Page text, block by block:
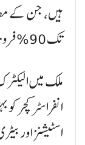
تک 90% فروخت EVs پر مشتمل ہونی چاہیے۔
ملک میں
انفراسٹرکچر
اسٹیشنز اور